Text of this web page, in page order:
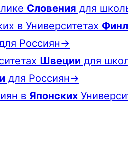
Словения для
в Университетах
Россиян→
Швеции для
для Россиян→
в Японских